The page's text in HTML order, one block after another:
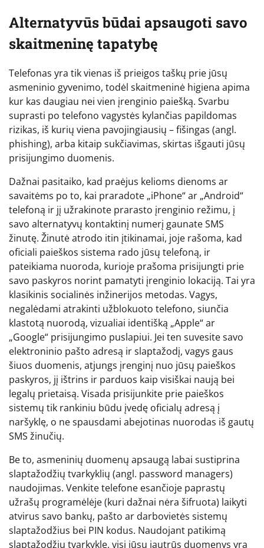
Alternatyvūs būdai apsaugoti savo
skaitmeninę tapatybę
Telefonas yra tik vienas iš prieigos taškų prie jūsų
asmeninio gyvenimo, todėl skaitmeninė higiena apima
kur kas daugiau nei vien įrenginio paiešką. Svarbu
suprasti po telefono vagystės kylančias papildomas
rizikas, iš kurių viena pavojingiausių – fišingas (angl.
phishing), arba kitaip sukčiavimas, skirtas išgauti jūsų
prisijungimo duomenis.
Dažnai pasitaiko, kad praėjus kelioms dienoms ar
savaitėms po to, kai praradote „iPhone“ ar „Android“
telefoną ir jį užrakinote prarasto įrenginio režimu, į
savo alternatyvų kontaktinį numerį gaunate SMS
žinutę. Žinutė atrodo itin įtikinamai, joje rašoma, kad
oficiali paieškos sistema rado jūsų telefoną, ir
pateikiama nuoroda, kurioje prašoma prisijungti prie
savo paskyros norint pamatyti įrenginio lokaciją. Tai yra
klasikinis socialinės inžinerijos metodas. Vagys,
negalėdami atrakinti užblokuoto telefono, siunčia
klastotą nuorodą, vizualiai identišką „Apple“ ar
„Google“ prisijungimo puslapiui. Jei ten suvesite savo
elektroninio pašto adresą ir slaptažodį, vagys gaus
šiuos duomenis, atjungs įrenginį nuo jūsų paieškos
paskyros, jį ištrins ir parduos kaip visiškai naują bei
legalų prietaisą. Visada prisijunkite prie paieškos
sistemų tik rankiniu būdu įvedę oficialų adresą į
naršyklę, o ne spausdami abejotinas nuorodas iš gautų
SMS žinučių.
Be to, asmeninių duomenų apsaugą labai sustiprina
slaptažodžių tvarkyklių (angl. password managers)
naudojimas. Venkite telefone esančioje paprastų
užrašų programėlėje (kuri dažnai nėra šifruota) laikyti
atvirus savo bankų, pašto ar darbovietės sistemų
slaptažodžius bei PIN kodus. Naudojant patikimą
slaptažodžių tvarkyklę, visi jūsų jautrūs duomenys yra